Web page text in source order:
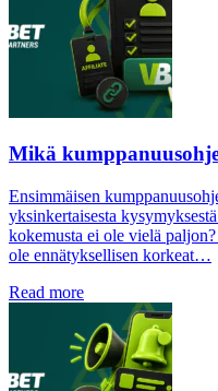
Mikä
Ensimmäisen
yksinkertaisesta
kokemusta ei ole vielä
ole ennätyksellisen korkeat…
Read more